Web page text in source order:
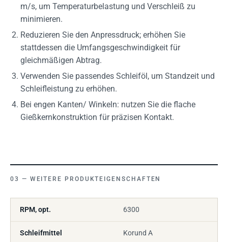
m/s, um Temperaturbelastung und Verschleiß zu
minimieren.
Reduzieren Sie den Anpressdruck; erhöhen Sie
stattdessen die Umfangsgeschwindigkeit für
gleichmäßigen Abtrag.
Verwenden Sie passendes Schleiföl, um Standzeit und
Schleifleistung zu erhöhen.
Bei engen Kanten/ Winkeln: nutzen Sie die flache
Gießkernkonstruktion für präzisen Kontakt.
WEITERE PRODUKTEIGENSCHAFTEN
RPM, opt. 6300
Schleifmittel Korund A